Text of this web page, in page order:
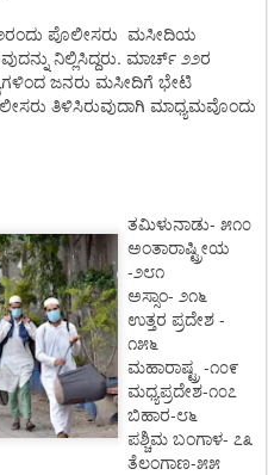
ಪೊಲೀಸರು ಮಸೀದಿಯ
ನಿಲ್ಲಿಸಿದ್ದರು. ಮಾರ್ಚ್ ೨೨ರ
ಜನರು ಮಸೀದಿಗೆ ಭೇಟಿ
ತಿಳಿಸಿರುವುದಾಗಿ ಮಾಧ್ಯಮವೊಂದು
ತಮಿಳುನಾಡು- ೫೧೦
ಅಂತಾರಾಷ್ಟ್ರೀಯ
-೨೮೧
ಅಸ್ಸಾಂ- ೨೧೬
ಉತ್ತರ ಪ್ರದೇಶ -
೧೫೬
ಮಹಾರಾಷ್ಟ್ರ -೧೦೯
ಮಧ್ಯಪ್ರದೇಶ-೧೦೭
ಬಿಹಾರ-೮೬
ಪಶ್ಚಿಮ ಬಂಗಾಳ- ೭೩
ತೆಲಂಗಾಣ-೫೫